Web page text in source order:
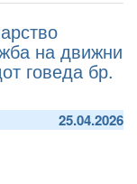
на движни
говеда бр.
25.04.2026